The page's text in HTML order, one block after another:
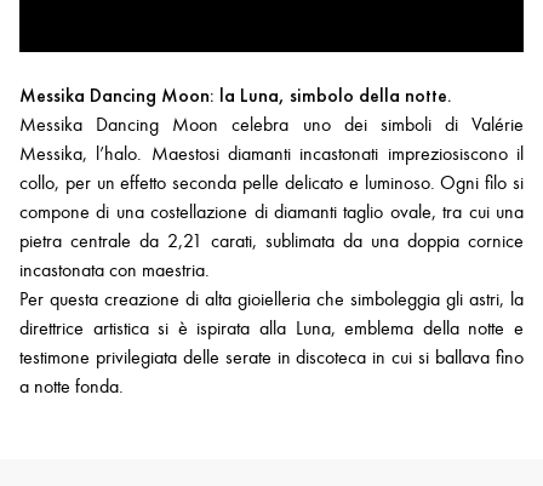
Messika Dancing Moon: la Luna, simbolo della notte.
Messika Dancing Moon celebra uno dei simboli di Valérie
Messika, l’halo. Maestosi diamanti incastonati impreziosiscono il
collo, per un effetto seconda pelle delicato e luminoso. Ogni filo si
compone di una costellazione di diamanti taglio ovale, tra cui una
pietra centrale da 2,21 carati, sublimata da una doppia cornice
incastonata con maestria.
Per questa creazione di alta gioielleria che simboleggia gli astri, la
direttrice artistica si è ispirata alla Luna, emblema della notte e
testimone privilegiata delle serate in discoteca in cui si ballava fino
a notte fonda.